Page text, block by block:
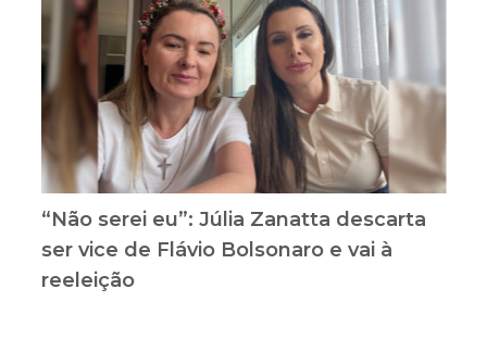
“Não serei eu”: Júlia Zanatta descarta
ser vice de Flávio Bolsonaro e vai à
reeleição